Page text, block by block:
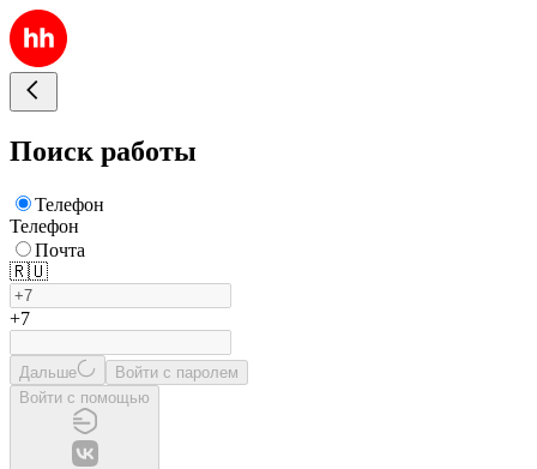
Поиск работы
Телефон
Телефон
Почта
🇷🇺
+7
Дальше
Войти с паролем
Войти с помощью